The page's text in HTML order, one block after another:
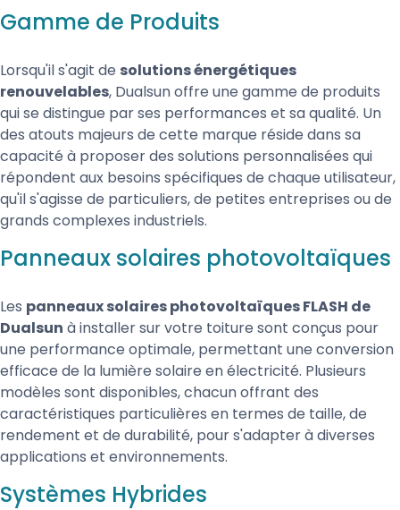
Gamme de Produits
Lorsqu'il s'agit de solutions énergétiques
renouvelables, Dualsun offre une gamme de produits
qui se distingue par ses performances et sa qualité. Un
des atouts majeurs de cette marque réside dans sa
capacité à proposer des solutions personnalisées qui
répondent aux besoins spécifiques de chaque utilisateur,
qu'il s'agisse de particuliers, de petites entreprises ou de
grands complexes industriels.
Panneaux solaires photovoltaïques
Les panneaux solaires photovoltaïques FLASH de
Dualsun à installer sur votre toiture sont conçus pour
une performance optimale, permettant une conversion
efficace de la lumière solaire en électricité. Plusieurs
modèles sont disponibles, chacun offrant des
caractéristiques particulières en termes de taille, de
rendement et de durabilité, pour s'adapter à diverses
applications et environnements.
Systèmes Hybrides